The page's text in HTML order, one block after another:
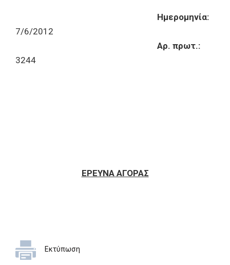
Ημερομηνία:
7/6/2012
Αρ. πρωτ.:
3244
ΕΡΕΥΝΑ ΑΓΟΡΑΣ
Εκτύπωση